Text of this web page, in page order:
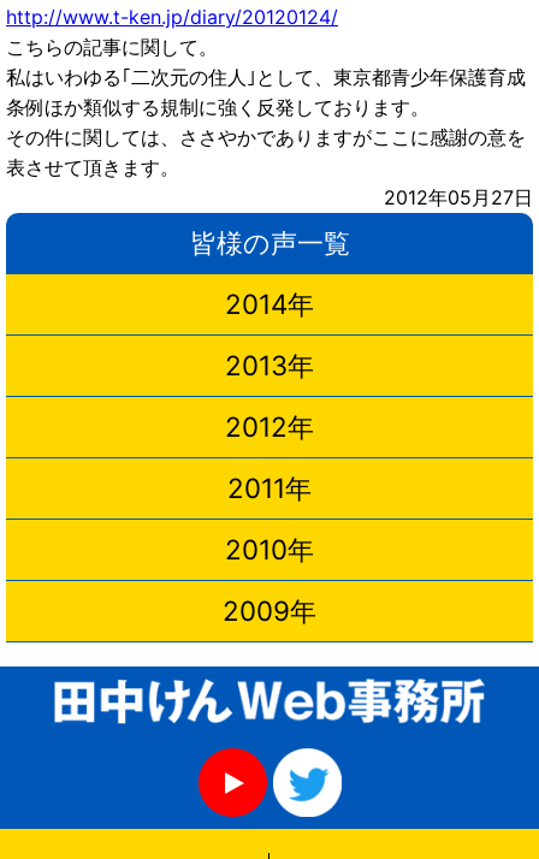
http://www.t-ken.jp/diary/20120124/
こちらの記事に関して。
私はいわゆる｢二次元の住人｣として、東京都青少年保護育成
条例ほか類似する規制に強く反発しております。
その件に関しては、ささやかでありますがここに感謝の意を
表させて頂きます。
2012年05月27日
皆様の声一覧
2014年
2013年
2012年
2011年
2010年
2009年